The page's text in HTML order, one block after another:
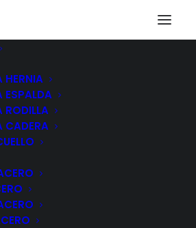
HERNIA
ESPALDA
RODILLA
CADERA
diarios
personas que están pasando lo